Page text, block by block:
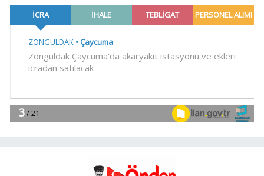
çalınıyor
22:56EREĞLİ MEB'DEN ÖNEMLİ
22:32 Cumhurbaşkanı Erdoğan,